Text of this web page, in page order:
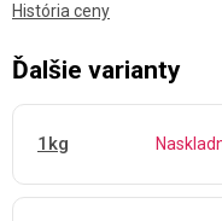
História ceny
Ďalšie varianty
1kg